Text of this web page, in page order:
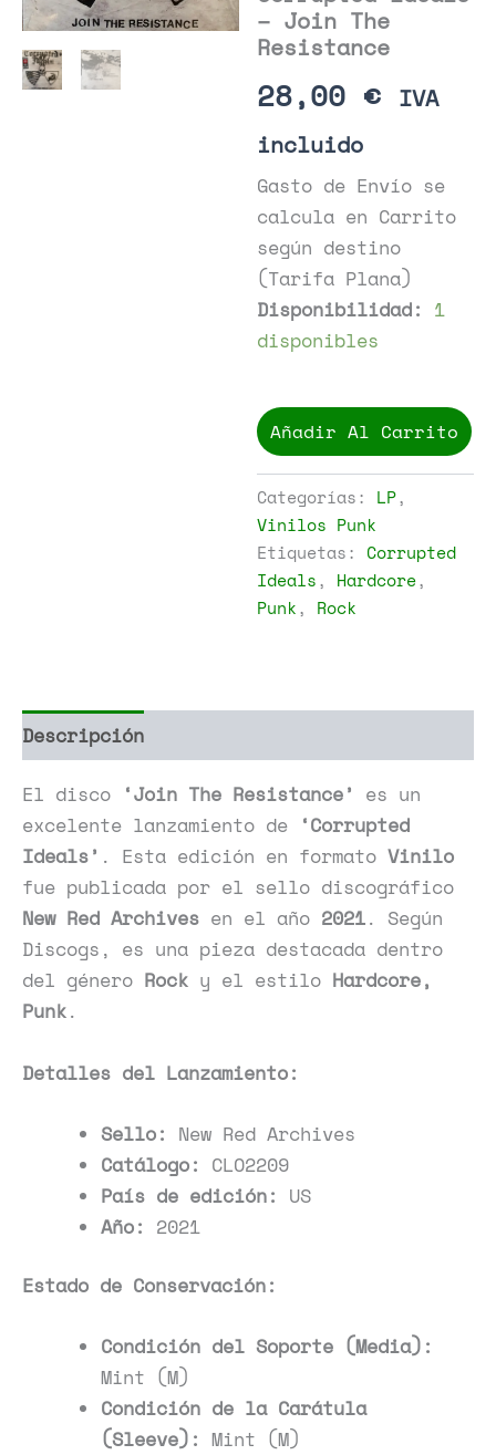
– Join The
Resistance
28,00 € IVA
incluido
Gasto de Envío se
calcula en Carrito
según destino
(Tarifa Plana)
Disponibilidad: 1
disponibles
Ideals
-
The
Resistance
cantidad
Añadir Al Carrito
Categorías: LP,
Vinilos Punk
Etiquetas: Corrupted
Ideals, Hardcore,
Punk, Rock
Descripción
El disco ‘Join The Resistance’ es un
excelente lanzamiento de ‘Corrupted
Ideals’ . Esta edición en formato Vinilo
fue publicada por el sello discográfico
New Red Archives en el año 2021. Según
Discogs, es una pieza destacada dentro
del género Rock y el estilo Hardcore,
Punk.
Detalles del Lanzamiento:
Sello: New Red Archives
Catálogo: CLO2209
País de edición: US
Año: 2021
Estado de Conservación:
Condición del Soporte (Media):
Mint (M)
Condición de la Carátula
(Sleeve): Mint (M)